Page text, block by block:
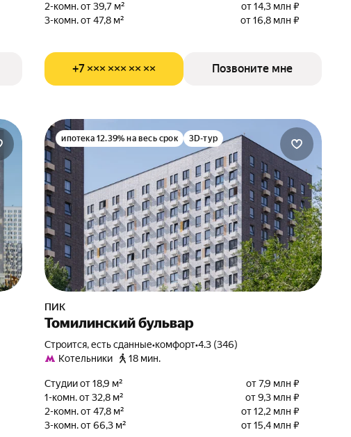
2-комн. от 39,7 м²
от 14,3 млн ₽
3-комн. от 47,8 м²
от 16,8 млн ₽
+7 ××× ××× ×× ×× Позвоните мне
ипотека 12.39% на весь срок 3D-тур
ПИК
Томилинский бульвар
Строится, есть сданные•комфорт•4.3 (346)
Котельники
18 мин.
Студии от 18,9 м²
от 7,9 млн ₽
1-комн. от 32,8 м²
от 9,3 млн ₽
2-комн. от 47,8 м²
от 12,2 млн ₽
3-комн. от 66,3 м²
от 15,4 млн ₽